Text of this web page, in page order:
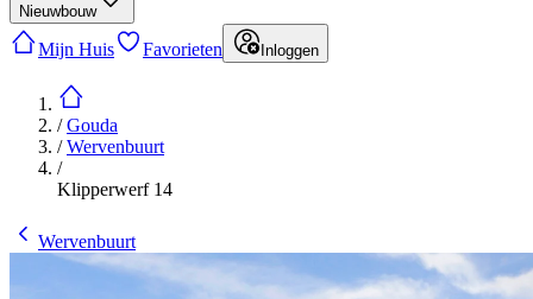
Nieuwbouw
Mijn Huis Favorieten Inloggen
/Gouda
/Wervenbuurt
/
Klipperwerf 14
Wervenbuurt